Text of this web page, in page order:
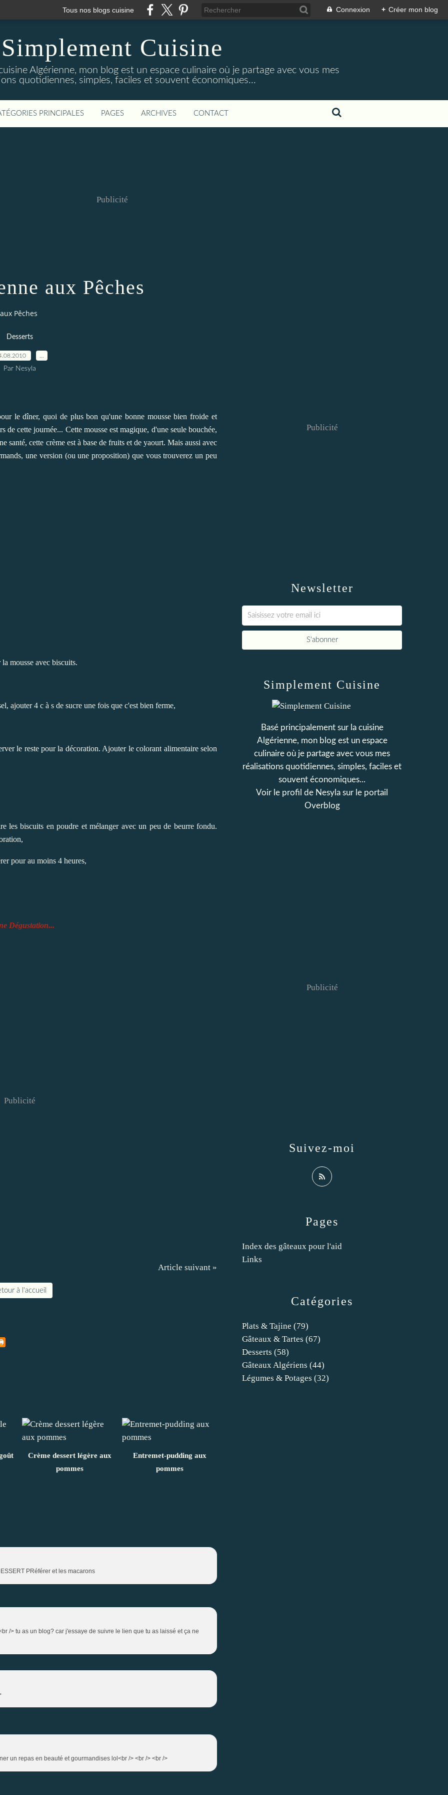
Tous nos blogs cuisine Connexion + Créer mon blog
Simplement Cuisine
Algérienne, mon blog est un espace culinaire où je partage avec vous mes
quotidiennes, simples, faciles et souvent économiques...
PRINCIPALES PAGES ARCHIVES CONTACT
Publicité
aux Pêches
Pêches
Desserts
Par Nesyla
le dîner, quoi de plus bon qu'une bonne mousse bien froide et
de cette journée... Cette mousse est magique, d'une seule bouchée,
santé, cette crème est à base de fruits et de yaourt. Mais aussi avec
une version (ou une proposition) que vous trouverez un peu
mousse avec biscuits.
ajouter 4 c à s de sucre une fois que c'est bien ferme,
le reste pour la décoration. Ajouter le colorant alimentaire selon
biscuits en poudre et mélanger avec un peu de beurre fondu.
pour au moins 4 heures,
Dégustation...
Publicité
Article suivant »
à l'accueil
Crème dessert légère aux
pommes
Entremet-pudding aux
pommes
PRéférer et les macarons
/> tu as un blog? car j'essaye de suivre le lien que tu as laissé et ça ne
un repas en beauté et gourmandises lol<br /> <br /> <br />
Newsletter
Publicité
Catégories
Plats & Tajine (79)
Gâteaux & Tartes (67)
Desserts (58)
Gâteaux Algériens (44)
Légumes & Potages (32)
Pages
Index des gâteaux pour l'aid
Links
Simplement Cuisine
Basé principalement sur la cuisine
Algérienne, mon blog est un espace
culinaire où je partage avec vous mes
réalisations quotidiennes, simples, faciles et
souvent économiques...
Voir le profil de Nesyla sur le portail
Overblog
Suivez-moi
Publicité